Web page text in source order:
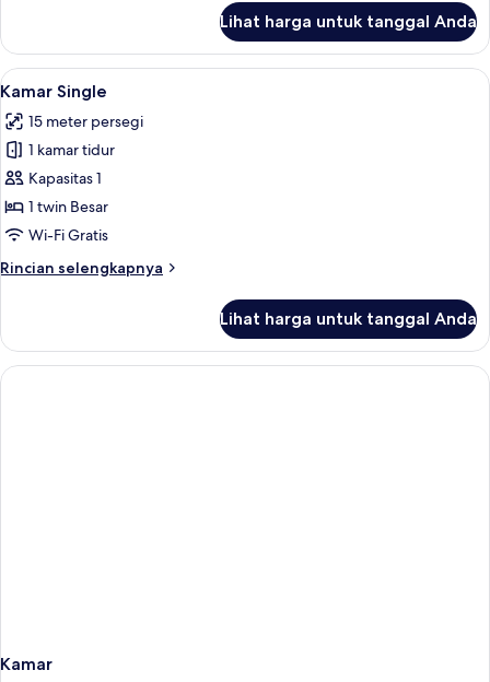
Kamar
Ekonomi,
1
Tidur
Double
Lihat harga untuk tanggal Anda
Lihat
semua
foto
untuk
Kamar
Single
5
Kamar Single
15 meter persegi
1 kamar tidur
Kapasitas 1
1 twin Besar
Wi-Fi Gratis
Rincian selengkapnya
Rincian
Kamar
Single
Lihat harga untuk tanggal Anda
Kamar